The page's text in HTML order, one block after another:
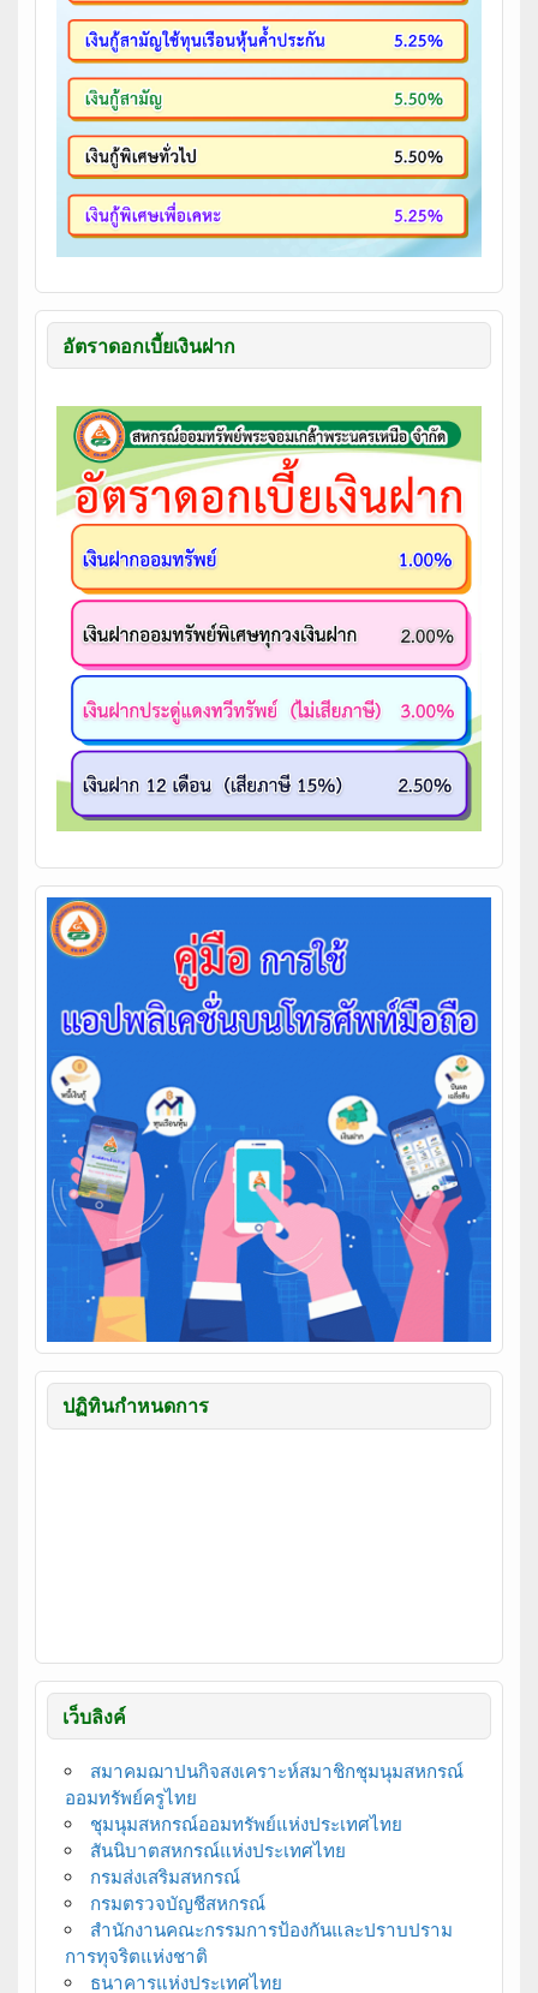
อัตราดอกเบี้ยเงินฝาก
ปฏิทินกำหนดการ
เว็บลิงค์
สมาคมฌาปนกิจสงเคราะห์สมาชิกชุมนุมสหกรณ์
ออมทรัพย์ครูไทย
ชุมนุมสหกรณ์ออมทรัพย์แห่งประเทศไทย
สันนิบาตสหกรณ์แห่งประเทศไทย
กรมส่งเสริมสหกรณ์
กรมตรวจบัญชีสหกรณ์
สำนักงานคณะกรรมการป้องกันและปราบปราม
การทุจริตแห่งชาติ
ธนาคารแห่งประเทศไทย